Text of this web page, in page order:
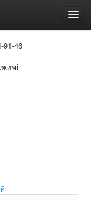
91-46